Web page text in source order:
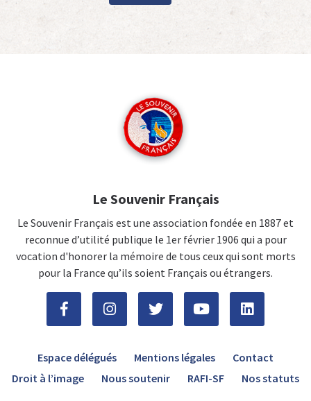
Le Souvenir Français
Le Souvenir Français est une association fondée en 1887 et
reconnue d’utilité publique le 1er février 1906 qui a pour
vocation d'honorer la mémoire de tous ceux qui sont morts
pour la France qu’ils soient Français ou étrangers.
Espace délégués Mentions légales
Contact
Droit à l’image
Nous soutenir RAFI-SF Nos statuts